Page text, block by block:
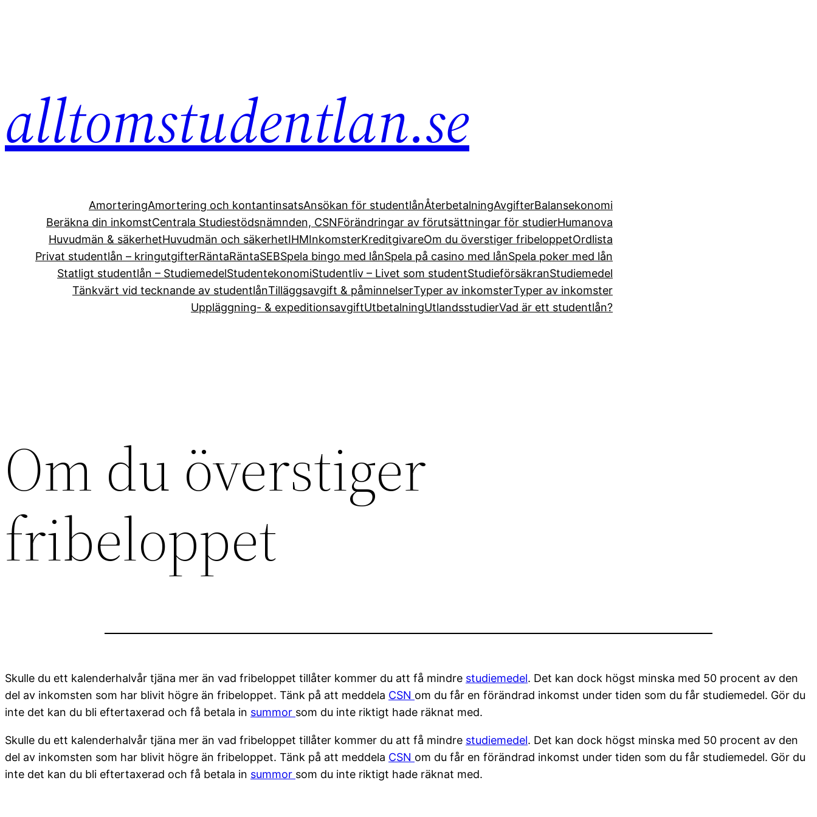
alltomstudentlan.se
AmorteringAmortering och kontantinsatsAnsökan för studentlånÅterbetalningAvgifterBalansekonomi
Beräkna din inkomstCentrala Studiestödsnämnden, CSNFörändringar av förutsättningar för studierHumanova
Huvudmän & säkerhetHuvudmän och säkerhetIHMInkomsterKreditgivareOm du överstiger fribeloppetOrdlista
Privat studentlån – kringutgifterRäntaRäntaSEBSpela bingo med lånSpela på casino med lånSpela poker med lån
Statligt studentlån – StudiemedelStudentekonomiStudentliv – Livet som studentStudieförsäkranStudiemedel
Tänkvärt vid tecknande av studentlånTilläggsavgift & påminnelserTyper av inkomsterTyper av inkomster
Uppläggning- & expeditionsavgiftUtbetalningUtlandsstudierVad är ett studentlån?
Om du överstiger
fribeloppet
Skulle du ett kalenderhalvår tjäna mer än vad fribeloppet tillåter kommer du att få mindre studiemedel. Det kan dock högst minska med 50 procent av den
del av inkomsten som har blivit högre än fribeloppet. Tänk på att meddela CSN om du får en förändrad inkomst under tiden som du får studiemedel. Gör du
inte det kan du bli eftertaxerad och få betala in summor som du inte riktigt hade räknat med.
Skulle du ett kalenderhalvår tjäna mer än vad fribeloppet tillåter kommer du att få mindre studiemedel. Det kan dock högst minska med 50 procent av den
del av inkomsten som har blivit högre än fribeloppet. Tänk på att meddela CSN om du får en förändrad inkomst under tiden som du får studiemedel. Gör du
inte det kan du bli eftertaxerad och få betala in summor som du inte riktigt hade räknat med.